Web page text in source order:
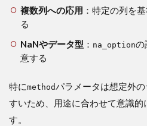
複数列への応用 ：特定の列を
る
NaNやデータ型 ： na_optionの
意する
特にmethodパラメータは想定外
すいため、用途に合わせて意識
す。